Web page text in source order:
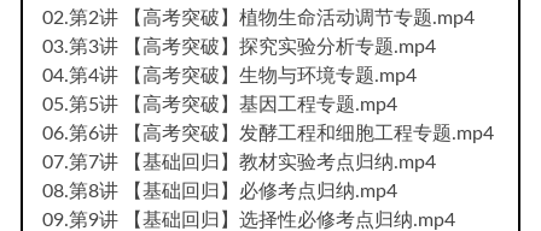
02.第2讲 【高考突破】植物生命活动调节专题.mp4
03.第3讲 【高考突破】探究实验分析专题.mp4
04.第4讲 【高考突破】生物与环境专题.mp4
05.第5讲 【高考突破】基因工程专题.mp4
06.第6讲 【高考突破】发酵工程和细胞工程专题.mp4
07.第7讲 【基础回归】教材实验考点归纳.mp4
08.第8讲 【基础回归】必修考点归纳.mp4
09.第9讲 【基础回归】选择性必修考点归纳.mp4